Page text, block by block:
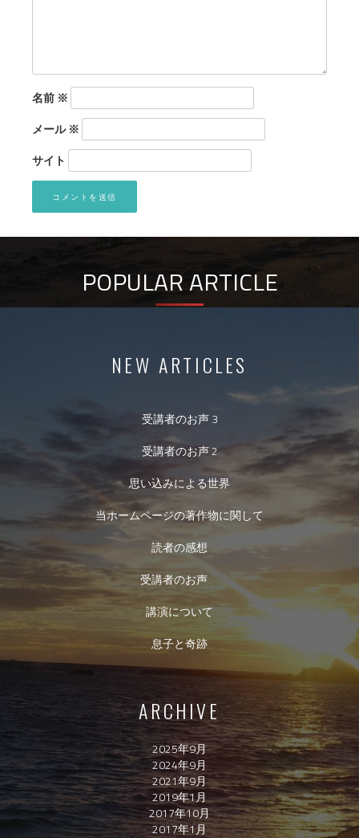
名前 ※
メール※
サイト
POPULAR ARTICLE
NEW ARTICLES
受講者のお声 3
受講者のお声 2
思い込みによる世界
当ホームページの著作物に関して
読者の感想
受講者のお声
講演について
息子と奇跡
ARCHIVE
2025年9月
2024年9月
2021年9月
2019年1月
2017年10月
2017年1月